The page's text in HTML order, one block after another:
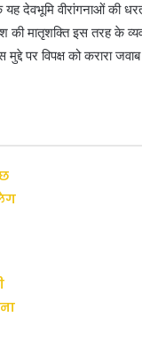
देवभूमि वीरांगनाओं की
मातृशक्ति इस तरह के
पर विपक्ष को करारा